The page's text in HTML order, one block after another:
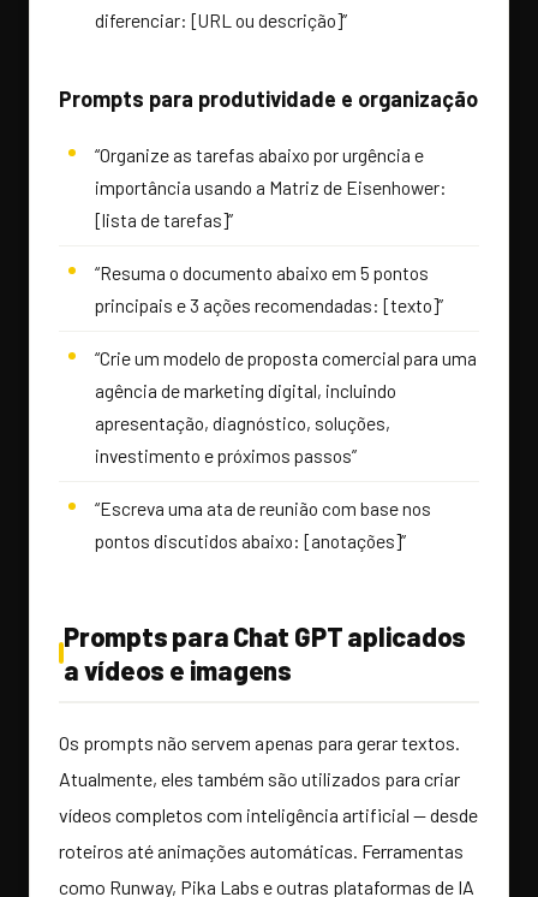
diferenciar: [URL ou descrição]”
Prompts para produtividade e organização
“Organize as tarefas abaixo por urgência e
importância usando a Matriz de Eisenhower:
[lista de tarefas]”
“Resuma o documento abaixo em 5 pontos
principais e 3 ações recomendadas: [texto]”
“Crie um modelo de proposta comercial para uma
agência de marketing digital, incluindo
apresentação, diagnóstico, soluções,
investimento e próximos passos”
“Escreva uma ata de reunião com base nos
pontos discutidos abaixo: [anotações]”
Prompts para Chat GPT aplicados
a vídeos e imagens
Os prompts não servem apenas para gerar textos.
Atualmente, eles também são utilizados para criar
vídeos completos com inteligência artificial — desde
roteiros até animações automáticas. Ferramentas
como Runway, Pika Labs e outras plataformas de IA